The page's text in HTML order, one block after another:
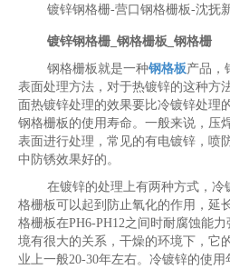
镀锌钢格栅-营口钢格栅板-沈抚
镀锌钢格栅_钢格栅板_钢格栅
钢格栅板就是一种钢格板产品，
表面处理方法，对于热镀锌的这种方
面热镀锌处理的效果要比冷镀锌处理
钢格栅板的使用寿命。一般来说，压
表面进行处理，常见的有电镀锌，喷
中防锈效果好的。
在镀锌的处理上有两种方式，冷
格栅板可以起到防止氧化的作用，延
格栅板在PH6-PH12之间时耐腐蚀能
境有很大的关系，干燥的环境下，它
业上一般20-30年左右。冷镀锌的使